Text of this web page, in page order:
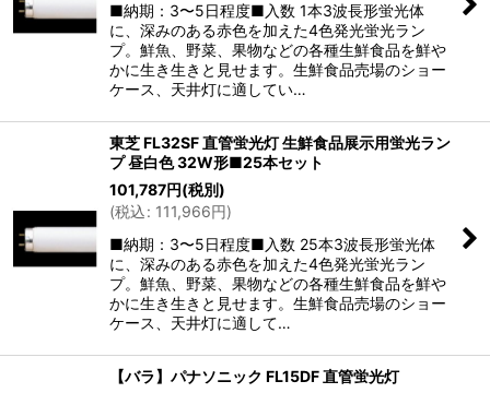
■納期：3〜5日程度■入数 1本3波長形蛍光体
に、深みのある赤色を加えた4色発光蛍光ラン
プ。鮮魚、野菜、果物などの各種生鮮食品を鮮や
かに生き生きと見せます。生鮮食品売場のショー
ケース、天井灯に適してい…
東芝 FL32SF 直管蛍光灯 生鮮食品展示用蛍光ラン
プ 昼白色 32W形■25本セット
101,787円(税別)
(税込: 111,966円)
■納期：3〜5日程度■入数 25本3波長形蛍光体
に、深みのある赤色を加えた4色発光蛍光ラン
プ。鮮魚、野菜、果物などの各種生鮮食品を鮮や
かに生き生きと見せます。生鮮食品売場のショー
ケース、天井灯に適して…
【バラ】パナソニック FL15DF 直管蛍光灯